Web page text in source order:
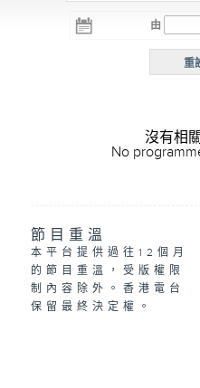
電台 電台
R5
由
重
沒有相
No
節目重溫
本平台提供過往12個月
的節目重溫，受版權限
制內容除外。香港電台
保留最終決定權。